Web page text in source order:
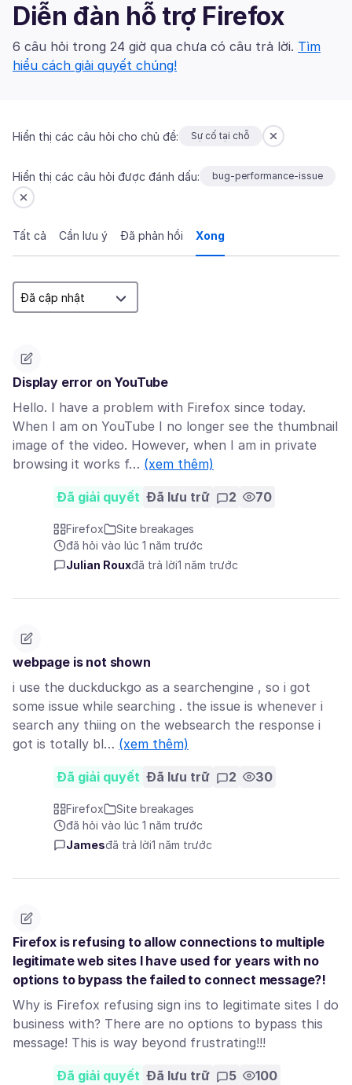
Diễn đàn hỗ trợ Firefox
6 câu hỏi trong 24 giờ qua chưa có câu trả lời. Tìm
hiểu cách giải quyết chúng!
Hiển thị các câu hỏi cho chủ đề: Sự cố tại chỗ
Hiển thị các câu hỏi được đánh dấu: bug-performance-issue
Tất cả Cần lưu ý Đã phản hồi Xong
Display error on YouTube
Hello. I have a problem with Firefox since today.
When I am on YouTube I no longer see the thumbnail
image of the video. However, when I am in private
browsing it works f… (xem thêm)
Đã giải quyết Đã lưu trữ 2 70
Firefox
Site breakages
đã hỏi vào lúc 1 năm trước
Julian Rouxđã trả lời1 năm trước
webpage is not shown
i use the duckduckgo as a searchengine , so i got
some issue while searching . the issue is whenever i
search any thiing on the websearch the response i
got is totally bl… (xem thêm)
Đã giải quyết Đã lưu trữ 2 30
Firefox
Site breakages
đã hỏi vào lúc 1 năm trước
Jamesđã trả lời1 năm trước
Firefox is refusing to allow connections to multiple
legitimate web sites I have used for years with no
options to bypass the failed to connect message?!
Why is Firefox refusing sign ins to legitimate sites I do
business with? There are no options to bypass this
message! This is way beyond frustrating!!!
Đã giải quyết Đã lưu trữ 5 100